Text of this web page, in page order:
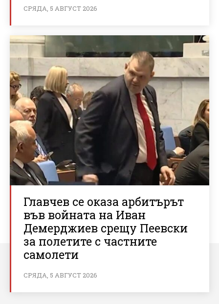
СРЯДА, 5 АВГУСТ 2026
Главчев се оказа арбитърът
във войната на Иван
Демерджиев срещу Пеевски
за полетите с частните
самолети
СРЯДА, 5 АВГУСТ 2026